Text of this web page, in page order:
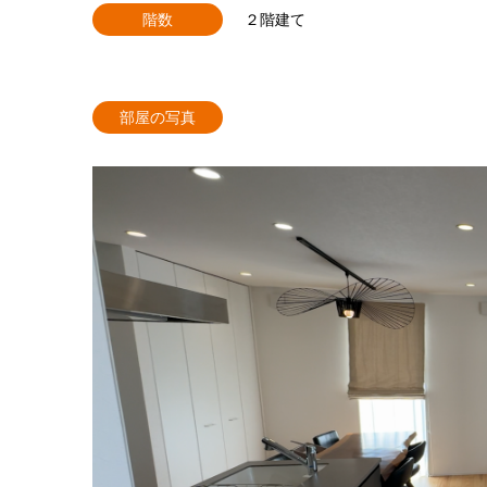
階数 ２階建て
部屋の写真